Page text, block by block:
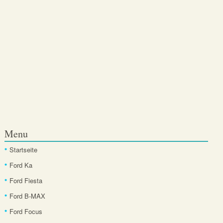
Menu
Startseite
Ford Ka
Ford Fiesta
Ford B-MAX
Ford Focus